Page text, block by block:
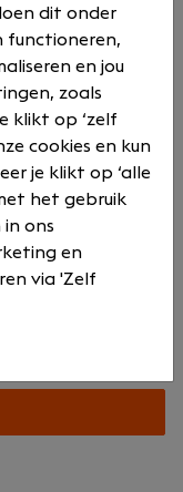
modern en
sterke
of
Hier telt jouw
je je verder
dit onder
functioneren,
en jou
zoals
klikt op ‘zelf
cookies en kun
je klikt op ‘alle
het gebruik
in ons
en
via 'Zelf